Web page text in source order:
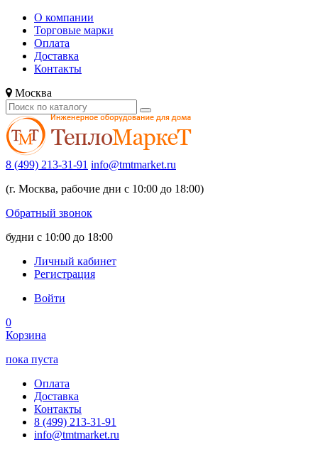
О компании
Торговые марки
Оплата
Доставка
Контакты
Москва
8 (499) 213-31-91 info@tmtmarket.ru
(г. Москва, рабочие дни с 10:00 до 18:00)
Обратный звонок
будни с 10:00 до 18:00
Личный кабинет
Регистрация
Войти
0
Корзина
пока пуста
Оплата
Доставка
Контакты
8 (499) 213-31-91
info@tmtmarket.ru